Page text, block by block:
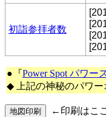
初詣参拝者数
●『Power Spot パワー
◆ 上記の神秘のパワー
←印刷はこ